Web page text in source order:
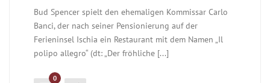
Bud Spencer spielt den ehemaligen Kommissar Carlo
Banci, der nach seiner Pensionierung auf der
Ferieninsel Ischia ein Restaurant mit dem Namen „Il
polipo allegro“ (dt: „Der fröhliche [...]
0